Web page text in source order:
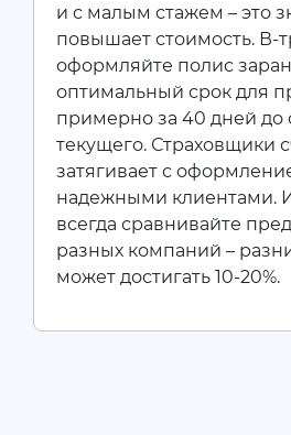
и с малым стажем – это
повышает стоимость. В-
оформляйте полис
оптимальный срок для
примерно за 40 дней до
текущего. Страховщики
затягивает с
надежными клиентами.
всегда сравнивайте
разных компаний –
может достигать 10-20%.